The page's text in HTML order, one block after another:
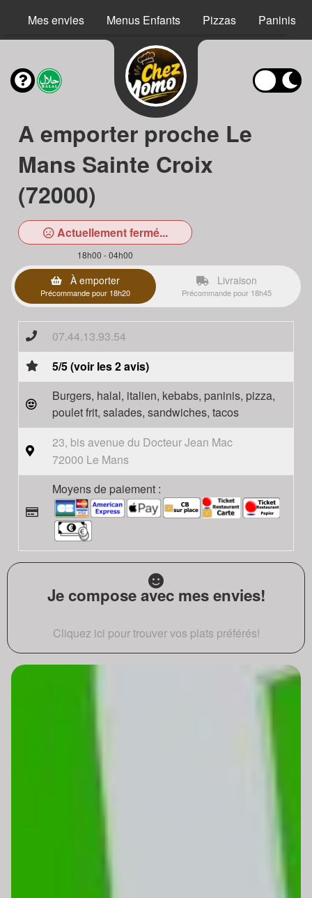
Mes envies Menus Enfants Pizzas Paninis
A emporter proche Le
Mans Sainte Croix
(72000)
Actuellement fermé...
18h00 - 04h00
À emporter
Précommande pour 18h20
Livraison
Précommande pour 18h45
07.44.13.93.54
5/5 (voir les 2 avis)
Burgers, halal, italien, kebabs, paninis, pizza,
poulet frit, salades, sandwiches, tacos
23, bis avenue du Docteur Jean Mac
72000 Le Mans
Moyens de paiement :
Je compose avec mes envies!
Cliquez ici pour trouver vos plats préférés!